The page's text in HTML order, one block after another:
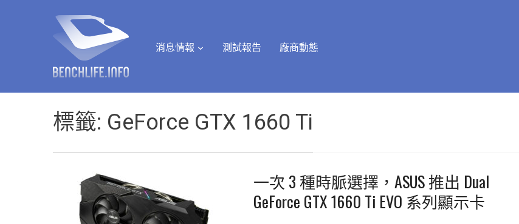
消息情報 測試報告 廠商動態
標籤: GeForce GTX 1660 Ti
一次 3 種時脈選擇，ASUS 推出 Dual
GeForce GTX 1660 Ti EVO 系列顯示卡